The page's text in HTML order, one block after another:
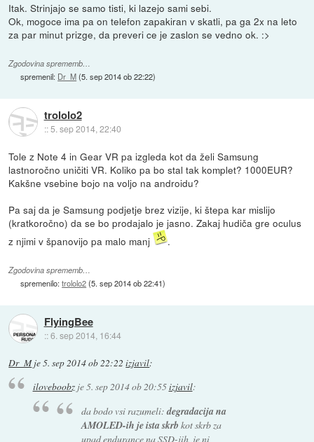
Itak. Strinjajo se samo tisti, ki lazejo sami sebi.
Ok, mogoce ima pa on telefon zapakiran v skatli, pa ga 2x na leto
za par minut prizge, da preveri ce je zaslon se vedno ok. :>
Zgodovina sprememb…
spremenil: Dr_M(5. sep 2014 ob 22:22)
trololo2
::5. sep 2014, 22:40
Tole z Note 4 in Gear VR pa izgleda kot da želi Samsung
lastnoročno uničiti VR. Koliko pa bo stal tak komplet? 1000EUR?
Kakšne vsebine bojo na voljo na androidu?
Pa saj da je Samsung podjetje brez vizije, ki štepa kar mislijo
(kratkoročno) da se bo prodajalo je jasno. Zakaj hudiča gre oculus
z njimi v španovijo pa malo manj
.
Zgodovina sprememb…
spremenilo:trololo2(5. sep 2014 ob 22:41)
FlyingBee
::6. sep 2014, 16:44
Dr_Mje5. sep 2014 ob 22:22 izjavil:
iloveboobzje5. sep 2014 ob 20:55izjavil:
da bodo vsi razumeli:degradacija na
AMOLED-ih je ista skrb kot skrb za
upad endurance na SSD-jih, je ni